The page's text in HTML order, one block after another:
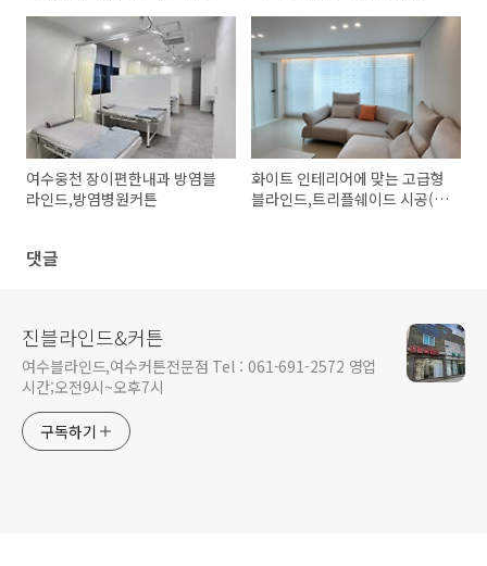
여수웅천 장이편한내과 방염블
라인드,방염병원커튼
화이트 인테리어에 맞는 고급형
블라인드,트리플쉐이드 시공(여
댓글
진블라인드&커튼
여수블라인드,여수커튼전문점 Tel : 061-691-2572 영업
시간;오전9시~오후7시
구독하기